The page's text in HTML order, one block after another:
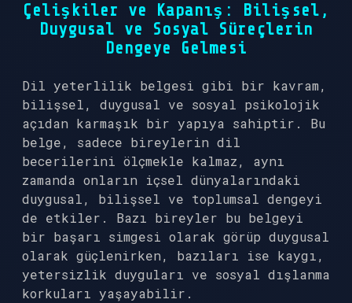
Çelişkiler ve Kapanış: Bilişsel,
Duygusal ve Sosyal Süreçlerin
Dengeye Gelmesi
Dil yeterlilik belgesi gibi bir kavram,
bilişsel, duygusal ve sosyal psikolojik
açıdan karmaşık bir yapıya sahiptir. Bu
belge, sadece bireylerin dil
becerilerini ölçmekle kalmaz, aynı
zamanda onların içsel dünyalarındaki
duygusal, bilişsel ve toplumsal dengeyi
de etkiler. Bazı bireyler bu belgeyi
bir başarı simgesi olarak görüp duygusal
olarak güçlenirken, bazıları ise kaygı,
yetersizlik duyguları ve sosyal dışlanma
korkuları yaşayabilir.